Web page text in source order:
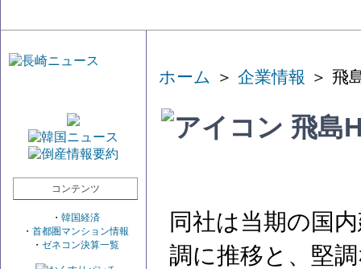
コンテンツ
・ 韓国経済
・ 首都圏マンション情報
・ ゼネコン決算一覧
ホーム ＞ 企業情報 ＞ 飛
飛島
同社は当期の国
調に推移と、堅